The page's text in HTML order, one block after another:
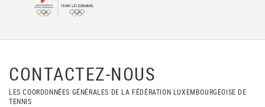
CONTACTEZ-NOUS
LES COORDONNÉES GÉNÉRALES DE LA FÉDÉRATION LUXEMBOURGEOISE DE
TENNIS